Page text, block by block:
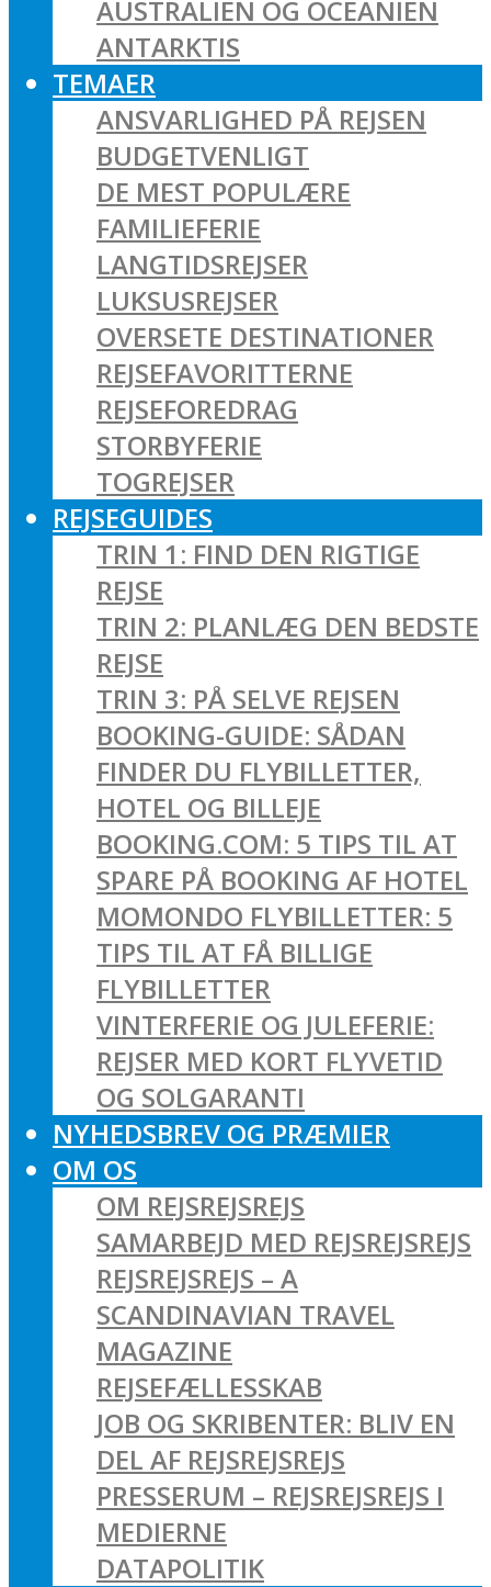
AUSTRALIEN OG OCEANIEN
ANTARKTIS
TEMAER
ANSVARLIGHED PÅ REJSEN
BUDGETVENLIGT
DE MEST POPULÆRE
FAMILIEFERIE
LANGTIDSREJSER
LUKSUSREJSER
OVERSETE DESTINATIONER
REJSEFAVORITTERNE
REJSEFOREDRAG
STORBYFERIE
TOGREJSER
REJSEGUIDES
TRIN 1: FIND DEN RIGTIGE
REJSE
TRIN 2: PLANLÆG DEN BEDSTE
REJSE
TRIN 3: PÅ SELVE REJSEN
BOOKING-GUIDE: SÅDAN
FINDER DU FLYBILLETTER,
HOTEL OG BILLEJE
BOOKING.COM: 5 TIPS TIL AT
SPARE PÅ BOOKING AF HOTEL
MOMONDO FLYBILLETTER: 5
TIPS TIL AT FÅ BILLIGE
FLYBILLETTER
VINTERFERIE OG JULEFERIE:
REJSER MED KORT FLYVETID
OG SOLGARANTI
NYHEDSBREV OG PRÆMIER
OM OS
OM REJSREJSREJS
SAMARBEJD MED REJSREJSREJS
REJSREJSREJS – A
SCANDINAVIAN TRAVEL
MAGAZINE
REJSEFÆLLESSKAB
JOB OG SKRIBENTER: BLIV EN
DEL AF REJSREJSREJS
PRESSERUM – REJSREJSREJS I
MEDIERNE
DATAPOLITIK